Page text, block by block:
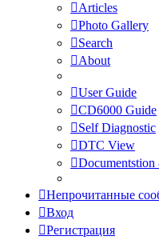
Articles
Photo Gallery
Search
About
User Guide
CD6000 Guide
Self Diagnostic
DTC View
Documentstion
Непрочитанные
Вход
Регистрация